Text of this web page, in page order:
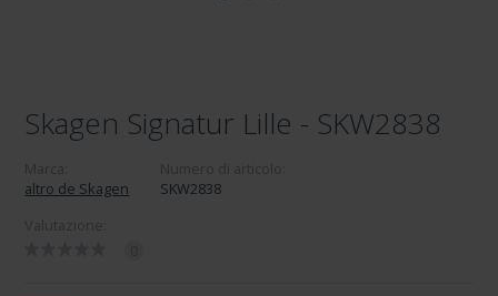
Skagen Signatur Lille - SKW2838
altro de Skagen
SKW2838